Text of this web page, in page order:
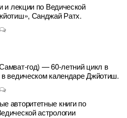
и лекции по Ведической
Санджай Ратх.
год) — 60-летний цикл в
ведическом календаре Джйотиш.
авторитетные книги по
астрологии